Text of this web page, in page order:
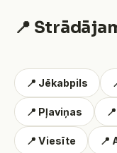
📍
📍 Jēkabpils
📍 Pļaviņas
📍 Viesīte 📍